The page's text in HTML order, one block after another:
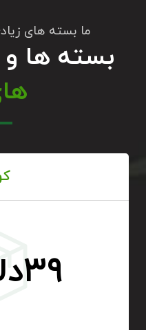
ما بسته های
بسته ها
۳۹دلار